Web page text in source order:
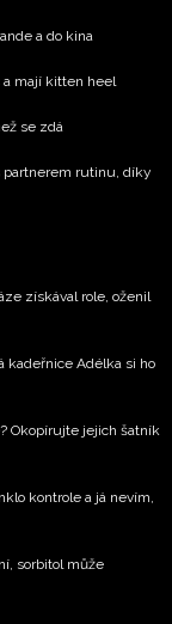
Zásad ochrany
a do kina
a mají kitten heel
se zdá
partnerem rutinu, díky
získával role, oženil
kadeřnice Adélka si ho
Okopírujte jejich šatník
kontrole a já nevím,
sorbitol může